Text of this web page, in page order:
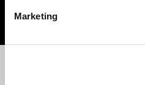
Marketing